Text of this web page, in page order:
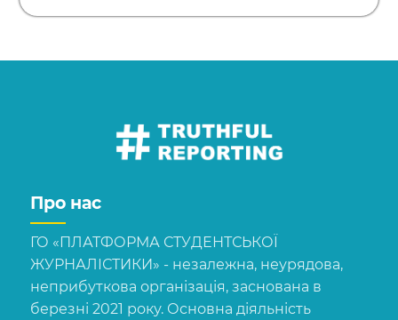
Про нас
ГО «ПЛАТФОРМА СТУДЕНТСЬКОЇ
ЖУРНАЛІСТИКИ» - незалежна, неурядова,
неприбуткова організація, заснована в
березні 2021 року. Основна діяльність